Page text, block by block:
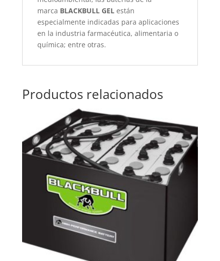
marca BLACKBULL GELestán
especialmente indicadas para aplicaciones
en la industria farmacéutica, alimentaria o
química; entre otras.
Productos relacionados